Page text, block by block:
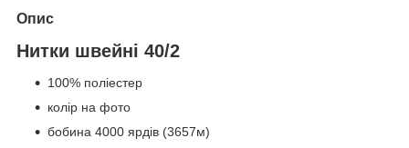
Опис
Нитки швейні 40/2
100% поліестер
колір на фото
бобина 4000 ярдів (3657м)